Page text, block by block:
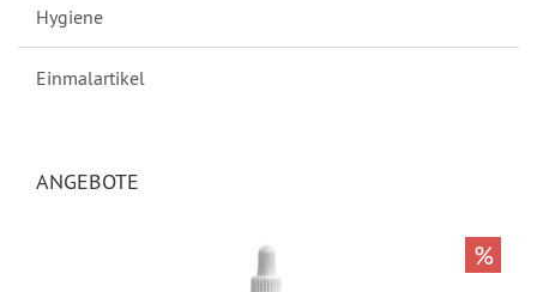
Hygiene
Einmalartikel
ANGEBOTE
%